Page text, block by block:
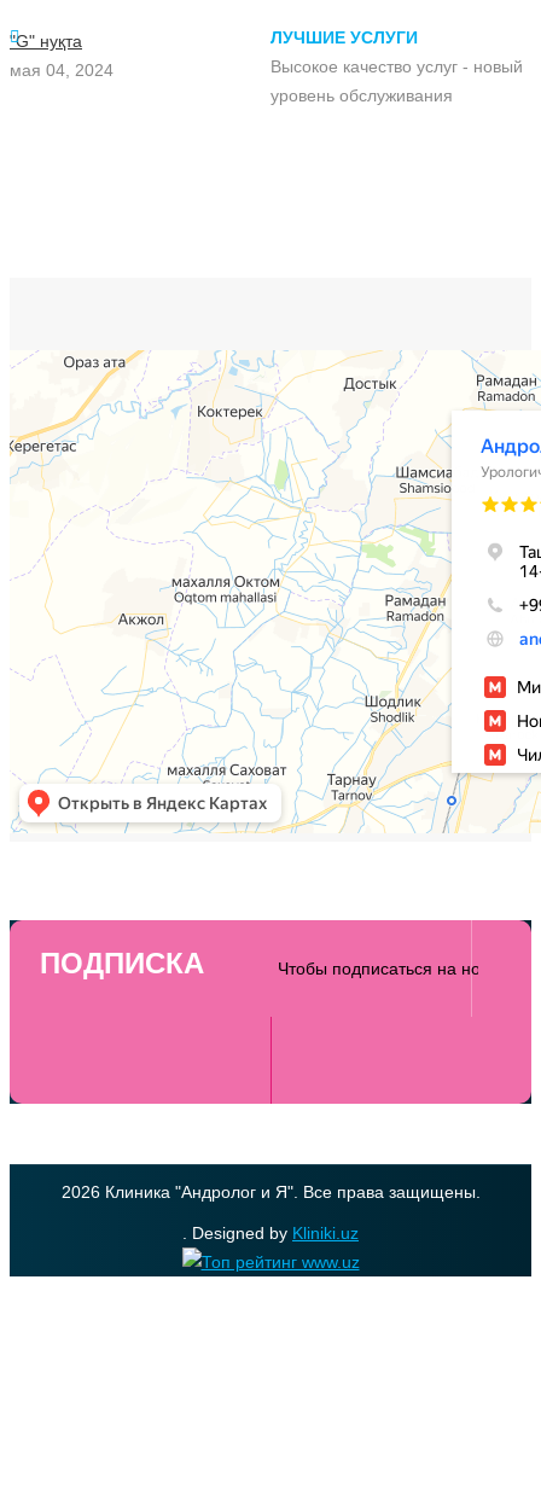
"G" нуқта
мая 04, 2024
ЛУЧШИЕ УСЛУГИ
Высокое качество услуг - новый
уровень обслуживания
ПОДПИСКА
2026 Клиника "Андролог и Я". Все права защищены.
. Designed by Kliniki.uz